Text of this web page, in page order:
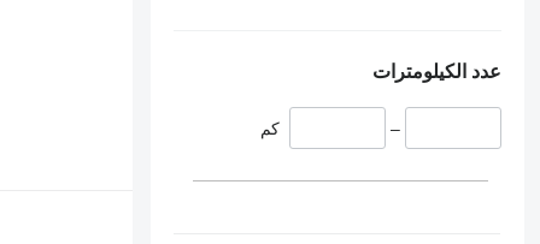
عدد الكيلومترات
– كم